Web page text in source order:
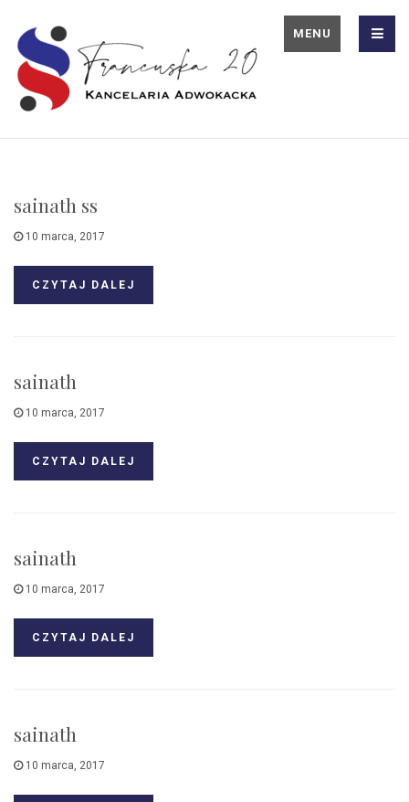
MENU
sainath ss
10 marca, 2017
CZYTAJ DALEJ
sainath
10 marca, 2017
CZYTAJ DALEJ
sainath
10 marca, 2017
CZYTAJ DALEJ
sainath
10 marca, 2017